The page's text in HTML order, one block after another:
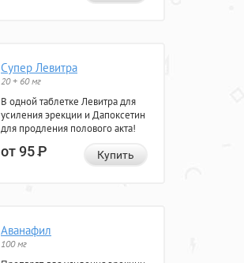
Супер Левитра
20 + 60 мг
В одной таблетке Левитра для
усиления эрекции и Дапоксетин
для продления полового акта!
от 95Р Купить
Аванафил
100 мг